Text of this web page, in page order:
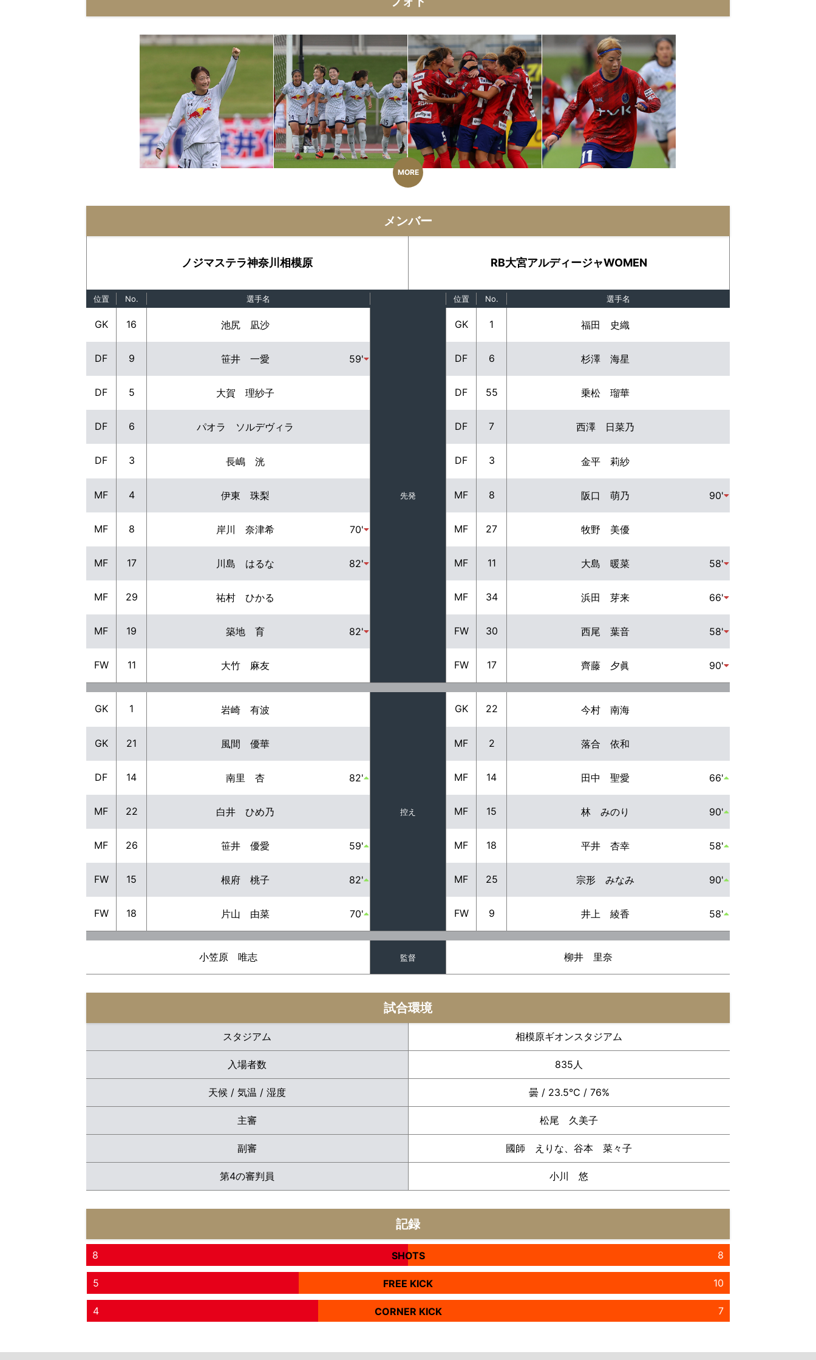
MORE
メンバー
ノジマステラ神奈川相模原 RB大宮アルディージャWOMEN
位置 No. 選手名 位置 No. 選手名
先発
GK 16 池尻 凪沙 GK 1 福田 史織
DF 9 笹井 一愛 59' DF 6 杉澤 海星
DF 5 大賀 理紗子 DF 55 乗松 瑠華
DF 6 パオラ ソルデヴィラ DF 7 西澤 日菜乃
DF 3 長嶋 洸 DF 3 金平 莉紗
MF 4 伊東 珠梨 MF 8 阪口 萌乃 90'
MF 8 岸川 奈津希 70' MF 27 牧野 美優
MF 17 川島 はるな 82' MF 11 大島 暖菜 58'
MF 29 祐村 ひかる MF 34 浜田 芽来 66'
MF 19 築地 育 82' FW 30 西尾 葉音 58'
FW 11 大竹 麻友 FW 17 齊藤 夕眞 90'
控え
GK 1 岩崎 有波 GK 22 今村 南海
GK 21 風間 優華 MF 2 落合 依和
DF 14 南里 杏 82' MF 14 田中 聖愛 66'
MF 22 白井 ひめ乃 MF 15 林 みのり 90'
MF 26 笹井 優愛 59' MF 18 平井 杏幸 58'
FW 15 根府 桃子 82' MF 25 宗形 みなみ 90'
FW 18 片山 由菜 70' FW 9 井上 綾香 58'
監督
小笠原 唯志 柳井 里奈
試合環境
スタジアム 相模原ギオンスタジアム
入場者数 835人
天候 / 気温 / 湿度 曇 / 23.5℃ / 76%
主審 松尾 久美子
副審 國師 えりな、谷本 菜々子
第4の審判員 小川 悠
記録
SHOTS
8 8
FREE KICK
5 10
CORNER KICK
4 7